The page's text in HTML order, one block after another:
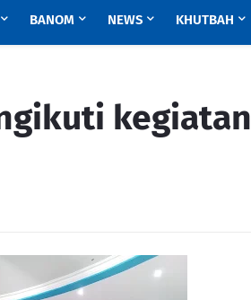
BANOM NEWS KHUTBAH
kegiatan